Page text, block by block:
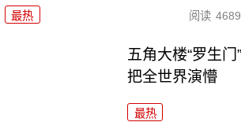
最热 阅读 4689
五角大楼“罗生
把全世界演懵
最热